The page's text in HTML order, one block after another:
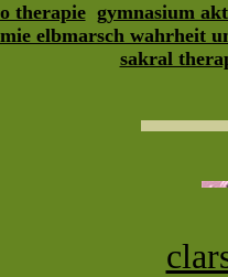
therapie gymnasium
elbmarsch wahrheit
sakral